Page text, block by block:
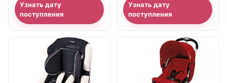
Узнать дату
поступления
Узнать дату
поступления
нет в продаже